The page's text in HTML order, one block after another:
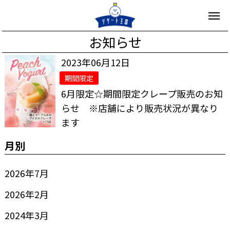
お知らせ
2023年06月12日
期間限定
6月限定☆期間限定クレープ販売のお知
らせ ※店舗により販売状況が異なり
ます
月別
2026年7月
2026年2月
2024年3月